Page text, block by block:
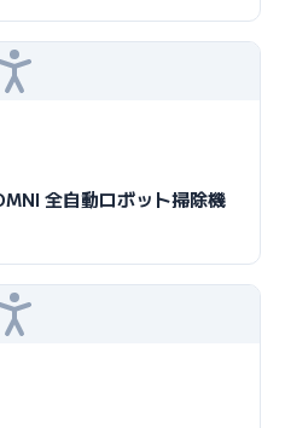
全自動ロボット掃除機